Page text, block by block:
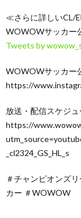
≪さらに詳しいCL/
WOWOWサッカー
Tweets by
WOWOWサッカー
https://
放送・配信スケジ
https://
_cl2324_GS_HL_s
＃チャンピオンズ
カー ＃WOWOW